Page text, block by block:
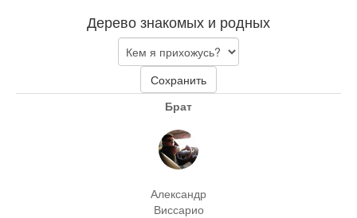
Дерево знакомых и родных
Сохранить
Брат
Александр
Виссарио